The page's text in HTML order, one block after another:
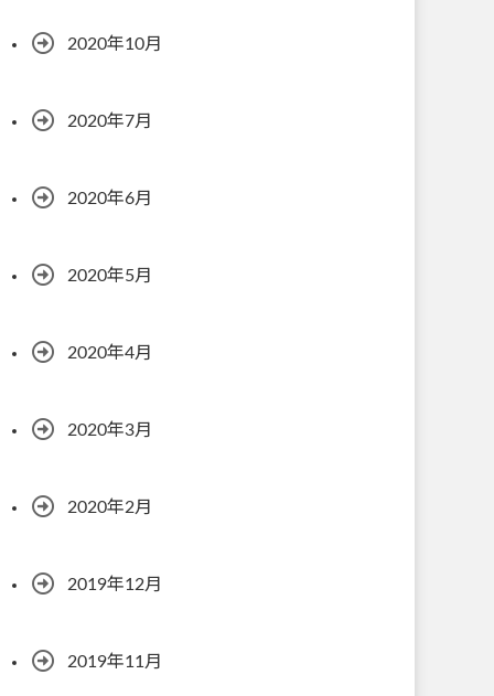
2020年10月
2020年7月
2020年6月
2020年5月
2020年4月
2020年3月
2020年2月
2019年12月
2019年11月